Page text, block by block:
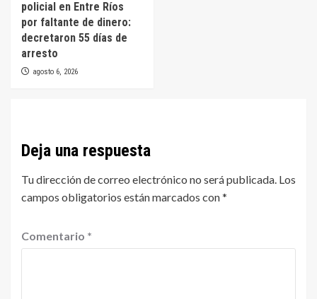
policial en Entre Ríos
por faltante de dinero:
decretaron 55 días de
arresto
agosto 6, 2026
Deja una respuesta
Tu dirección de correo electrónico no será publicada. Los
campos obligatorios están marcados con*
Comentario *